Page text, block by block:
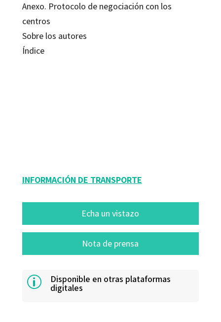
Anexo. Protocolo de negociación con los
centros
Sobre los autores
Índice
INFORMACIÓN DE TRANSPORTE
Echa un vistazo
Nota de prensa
p Disponible en otras plataformas
digitales